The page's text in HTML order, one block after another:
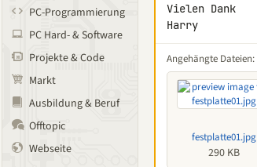
PC-Programmierung
PC Hard- & Software
Projekte & Code
Markt
Ausbildung & Beruf
Offtopic
Webseite
Vielen Dank
Harry
Angehängte Dateien:
festplatte01.jpg
290 KB